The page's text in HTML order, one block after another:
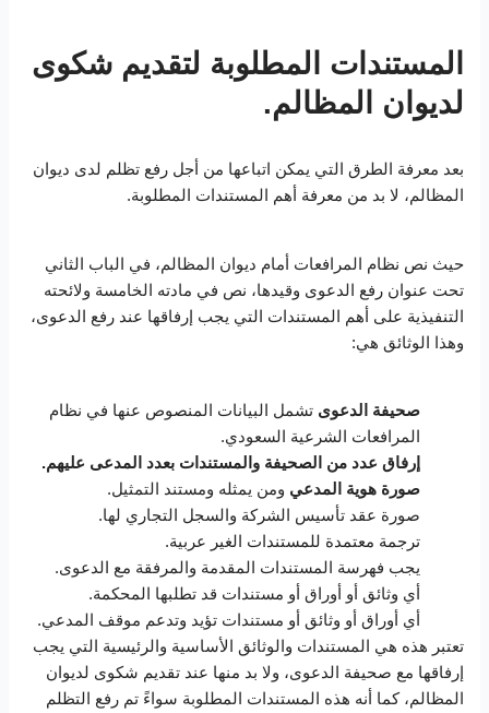
المستندات المطلوبة لتقديم شكوى
لديوان المظالم.
بعد معرفة الطرق التي يمكن اتباعها من أجل رفع تظلم لدى ديوان
المظالم، لا بد من معرفة أهم المستندات المطلوبة.
حيث نص نظام المرافعات أمام ديوان المظالم، في الباب الثاني
تحت عنوان رفع الدعوى وقيدها، نص في مادته الخامسة ولائحته
التنفيذية على أهم المستندات التي يجب إرفاقها عند رفع الدعوى،
وهذا الوثائق هي:
صحيفة الدعوى تشمل البيانات المنصوص عنها في نظام
المرافعات الشرعية السعودي.
إرفاق عدد من الصحيفة والمستندات بعدد المدعى عليهم.
صورة هوية المدعي ومن يمثله ومستند التمثيل.
صورة عقد تأسيس الشركة والسجل التجاري لها.
ترجمة معتمدة للمستندات الغير عربية.
يجب فهرسة المستندات المقدمة والمرفقة مع الدعوى.
أي وثائق أو أوراق أو مستندات قد تطلبها المحكمة.
أي أوراق أو وثائق أو مستندات تؤيد وتدعم موقف المدعي.
تعتبر هذه هي المستندات والوثائق الأساسية والرئيسية التي يجب
إرفاقها مع صحيفة الدعوى، ولا بد منها عند تقديم شكوى لديوان
المظالم، كما أنه هذه المستندات المطلوبة سواءً تم رفع التظلم